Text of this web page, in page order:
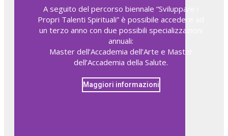
A seguito del percorso biennale “Sviluppare i
Propri Talenti Spirituali” è possibile accedere ad
un terzo anno con due possibili specializzazioni
annuali:
Master dell’Accademia dell’Arte e Master
dell’Accademia della Salute.
Maggiori informazioni